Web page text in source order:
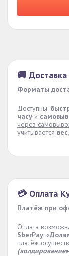
🚚
Форматы
Доступны:
часу и
через
учитывается вес,
💳 Оплата
Платёж при
Оплата
SberPay,
платёж